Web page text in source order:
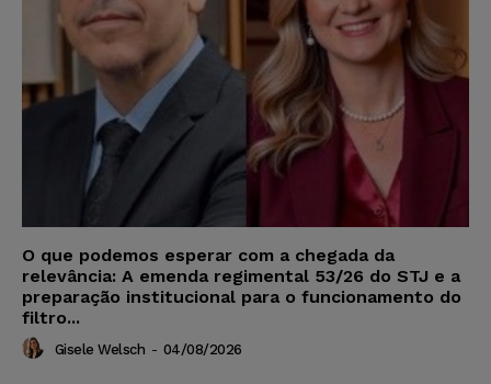
O que podemos esperar com a chegada da
relevância: A emenda regimental 53/26 do STJ e a
preparação institucional para o funcionamento do
filtro...
Gisele Welsch - 04/08/2026